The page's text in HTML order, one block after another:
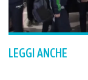
LEGGI ANCHE